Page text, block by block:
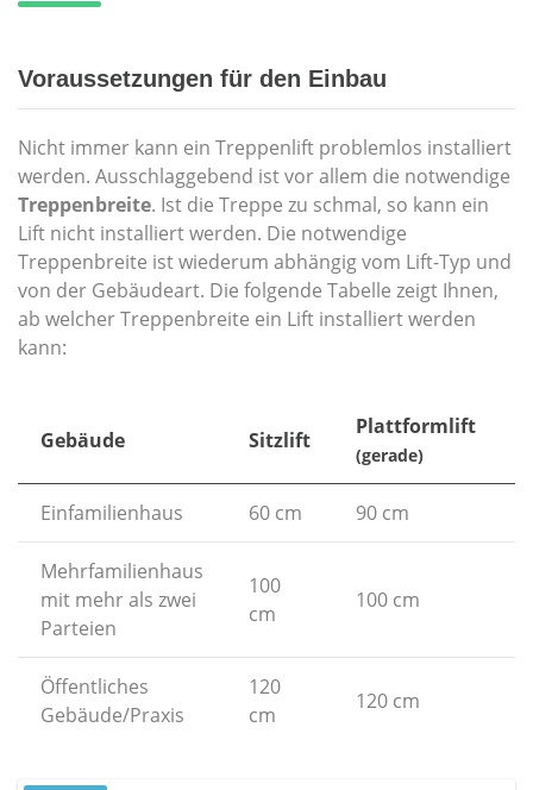
Voraussetzungen für den Einbau
Nicht immer kann ein Treppenlift problemlos installiert
werden. Ausschlaggebend ist vor allem die notwendige
Treppenbreite. Ist die Treppe zu schmal, so kann ein
Lift nicht installiert werden. Die notwendige
Treppenbreite ist wiederum abhängig vom Lift-Typ und
von der Gebäudeart. Die folgende Tabelle zeigt Ihnen,
ab welcher Treppenbreite ein Lift installiert werden
kann:
Gebäude Sitzlift
Plattformlift
(gerade)
Einfamilienhaus 60 cm 90 cm
Mehrfamilienhaus
mit mehr als zwei
Parteien
100
cm
100 cm
Öffentliches
Gebäude/Praxis
120
cm
120 cm